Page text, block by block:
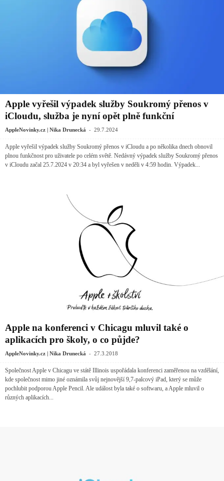
Apple vyřešil výpadek služby Soukromý přenos v
iCloudu, služba je nyní opět plně funkční
AppleNovinky.cz | Nika Drunecká - 29.7.2024
Apple vyřešil výpadek služby Soukromý přenos v iCloudu a po několika dnech obnovil
plnou funkčnost pro uživatele po celém světě. Nedávný výpadek služby Soukromý přenos
v iCloudu začal 25.7.2024 v 20:34 a byl vyřešen v neděli v 4:59 hodin. Výpadek...
Apple na konferenci v Chicagu mluvil také o
aplikacích pro školy, o co půjde?
AppleNovinky.cz | Nika Drunecká - 27.3.2018
Společnost Apple v Chicagu ve státě Illinois uspořádala konferenci zaměřenou na vzdělání,
kde společnost mimo jiné oznámila svůj nejnovější 9,7-palcový iPad, který se může
pochlubit podporou Apple Pencil. Ale událost byla také o softwaru, a Apple mluvil o
různých aplikacích...